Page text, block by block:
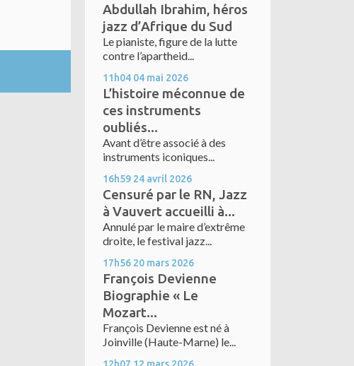
Abdullah Ibrahim, héros
jazz d’Afrique du Sud
Le pianiste, figure de la lutte
contre l’apartheid...
11h04 04 mai 2026
L’histoire méconnue de
ces instruments
oubliés...
Avant d’être associé à des
instruments iconiques...
16h59 24 avril 2026
Censuré par le RN, Jazz
à Vauvert accueilli à...
Annulé par le maire d’extrême
droite, le festival jazz...
17h56 20 mars 2026
François Devienne
Biographie « Le
Mozart...
François Devienne est né à
Joinville (Haute-Marne) le...
12h07 12 mars 2026